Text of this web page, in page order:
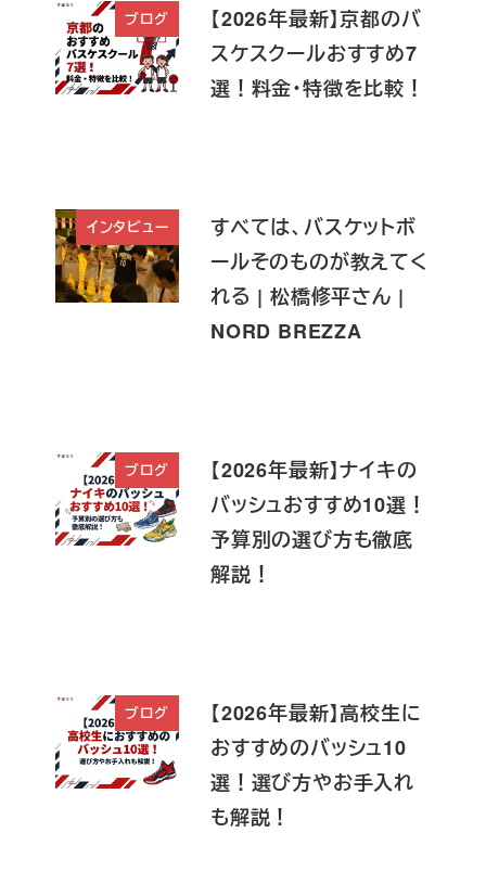
ブログ
【2026年最新】京都のバ
スケスクールおすすめ7
選！料金・特徴を比較！
インタビュー
すべては、バスケットボ
ールそのものが教えてく
れる | 松橋修平さん |
NORD BREZZA
ブログ
【2026年最新】ナイキの
バッシュおすすめ10選！
予算別の選び方も徹底
解説！
ブログ
【2026年最新】高校生に
おすすめのバッシュ10
選！選び方やお手入れ
も解説！